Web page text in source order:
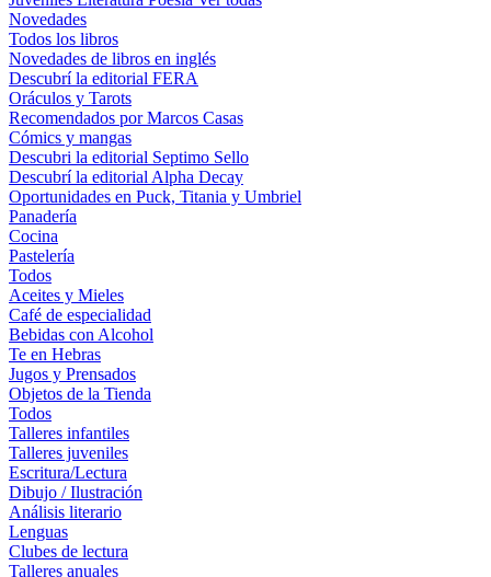
Novedades
Todos los libros
Novedades de libros en inglés
Descubrí la editorial FERA
Oráculos y Tarots
Recomendados por Marcos Casas
Cómics y mangas
Descubri la editorial Septimo Sello
Descubrí la editorial Alpha Decay
Oportunidades en Puck, Titania y Umbriel
Panadería
Cocina
Pastelería
Todos
Aceites y Mieles
Café de especialidad
Bebidas con Alcohol
Te en Hebras
Jugos y Prensados
Objetos de la Tienda
Todos
Talleres infantiles
Talleres juveniles
Escritura/Lectura
Dibujo / Ilustración
Análisis literario
Lenguas
Clubes de lectura
Talleres anuales